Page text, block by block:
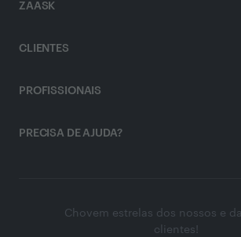
ZAASK
CLIENTES
PROFISSIONAIS
PRECISA DE AJUDA?
Chovem estrelas dos nossos e
clientes!